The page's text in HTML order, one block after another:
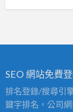
SEO 網站免費
排名登錄/搜尋引
鍵字排名，公司